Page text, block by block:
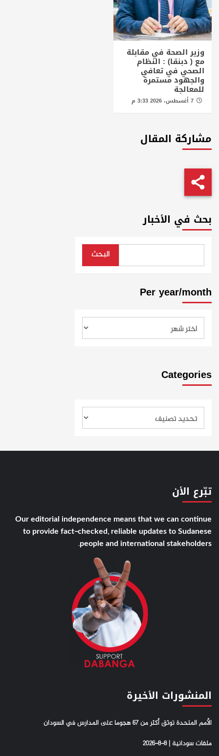
وزير الصحة في مقابلة
مع ( دبنقا) : النظام
الصحي في تعافي
والجهود مستمرة
للمعالجة
مشاركة المقال
بحث في الأخبار
البحث
Per year/month
Categories
تبّرع الأن
Our editorial independence means that we can continue
to provide fact-checked, reliable updates to Sudanese
people and international stakeholders.
المنشورات الأخيرة
الأمم المتحدة توثق أكثر من 67 هجوما على المدارس في السودان
ملفات سودانية | 8-8-2026